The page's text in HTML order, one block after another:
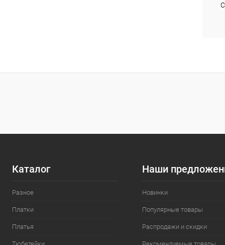
Каталог
Разное
Платки
Платья
Наши
Новинки
Популярные товары
Распродажи и скидки